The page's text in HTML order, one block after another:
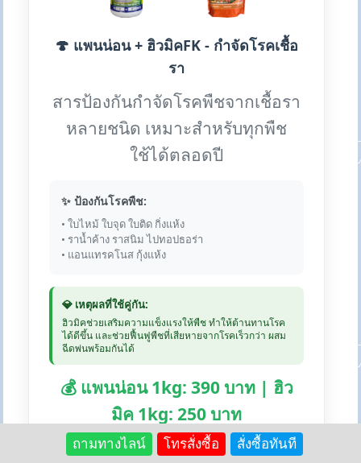
🍄 แพนน่อน + ฮิวมิคFK - กำจัดโรคเชื้อ
รา
สารป้องกันกำจัดโรคพืชจากเชื้อรา
หลายชนิด เหมาะสำหรับทุกพืช
ใช้ได้ตลอดปี
✨ ป้องกันโรคพืช:
• ใบไหม้ ใบจุด ใบติด กิ่งแห้ง
• ราน้ำค้าง ราสนิม ไปทอปธอร่า
• แอนแทรคโนส กุ้งแห้ง
💎 เหตุผลที่ใช้คู่กัน:
ฮิวมิคช่วยเสริมความแข็งแรงให้พืช ทำให้ต้านทานโรค
ได้ดีขึ้น และช่วยฟื้นฟูพืชที่เสียหายจากโรคเร็วกว่า ผสม
ฉีดพ่นพร้อมกันได้
💰 แพนน่อน 1kg: 390 บาท | ฮิว
มิค 1kg: 250 บาท
🛒 สั่งซื้อแพนน่อน: Lazada Shopee
ถามทางไลน์ โทรสั่งซื้อ สั่งซื้อทันที